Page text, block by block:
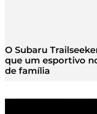
O Subaru
que um esportivo
de família